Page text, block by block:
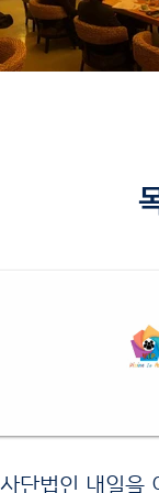
단법인 내일을